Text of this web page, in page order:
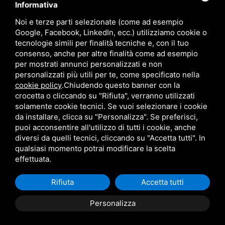
language ITALIANO
download Catalogo Stima
download Politica qualità e sicurezza
Questo sito è protetto da Google reCAPTCHA v3,Privacy Policy
Terms of Service
Informativa
Noi e terze parti selezionate (come ad esempio
Google, Facebook, LinkedIn, ecc.) utilizziamo cookie o
tecnologie simili per finalità tecniche e, con il tuo
consenso, anche per altre finalità come ad esempio
per mostrati annunci personalizzati e non
personalizzati più utili per te, come specificato nella
cookie policy.Chiudendo questo banner con la
crocetta o cliccando su "Rifiuta", verranno utilizzati
solamente cookie tecnici. Se vuoi selezionare i cookie
da installare, clicca su "Personalizza". Se preferisci,
puoi acconsentire all'utilizzo di tutti i cookie, anche
diversi da quelli tecnici, cliccando su "Accetta tutti". In
qualsiasi momento potrai modificare la scelta
effettuata.
Personalizza
Rifiuta Accetta tutti